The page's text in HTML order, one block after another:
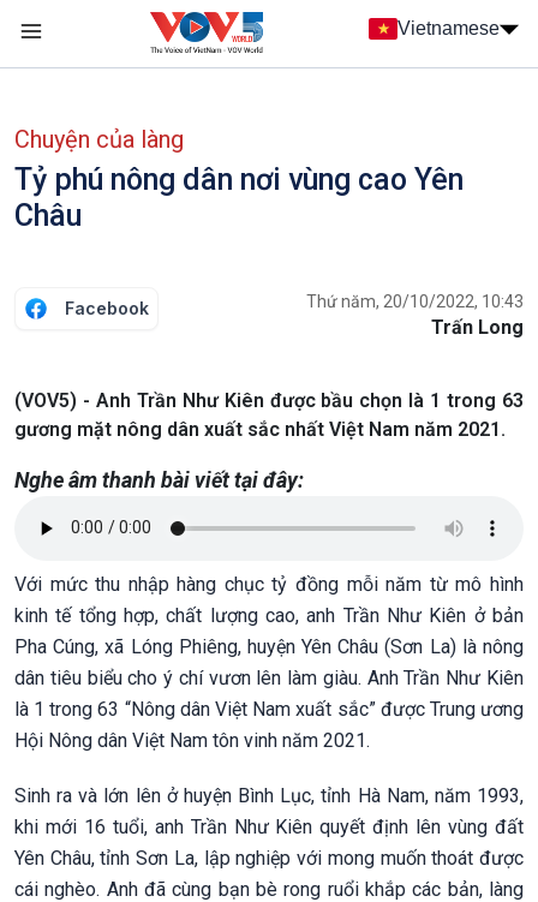
Nhảy đến nội dung
Vietnamese
Chuyện của làng
Tỷ phú nông dân nơi vùng cao Yên
Châu
Facebook Thứ năm, 20/10/2022, 10:43
Trấn Long
(VOV5) - Anh Trần Như Kiên được bầu chọn là 1 trong 63
gương mặt nông dân xuất sắc nhất Việt Nam năm 2021.
Nghe âm thanh bài viết tại đây:
Với mức thu nhập hàng chục tỷ đồng mỗi năm từ mô hình
kinh tế tổng hợp, chất lượng cao, anh Trần Như Kiên ở bản
Pha Cúng, xã Lóng Phiêng, huyện Yên Châu (Sơn La) là nông
dân tiêu biểu cho ý chí vươn lên làm giàu. Anh Trần Như Kiên
là 1 trong 63 “Nông dân Việt Nam xuất sắc” được Trung ương
Hội Nông dân Việt Nam tôn vinh năm 2021.
Sinh ra và lớn lên ở huyện Bình Lục, tỉnh Hà Nam, năm 1993,
khi mới 16 tuổi, anh Trần Như Kiên quyết định lên vùng đất
Yên Châu, tỉnh Sơn La, lập nghiệp với mong muốn thoát được
cái nghèo. Anh đã cùng bạn bè rong ruổi khắp các bản, làng